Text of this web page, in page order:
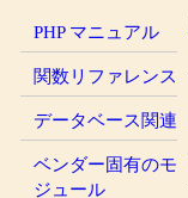
PHP マニュアル
関数リファレンス
データベース関連
ベンダー固有のモ
ジュール